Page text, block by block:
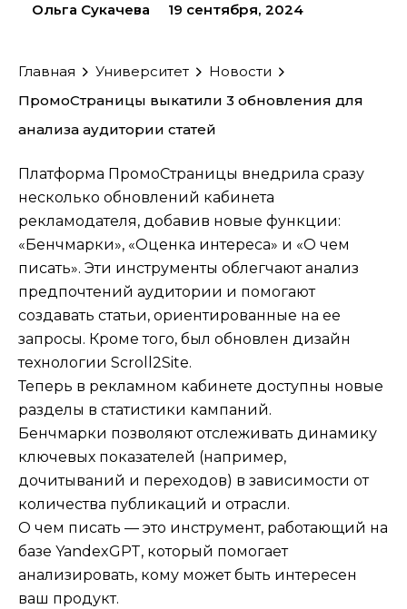
Ольга Сукачева
19 сентября, 2024
Главная Университет
Новости
ПромоСтраницы выкатили 3 обновления для
анализа аудитории статей
Платформа ПромоСтраницы внедрила сразу
несколько обновлений кабинета
рекламодателя, добавив новые функции:
«Бенчмарки», «Оценка интереса» и «О чем
писать». Эти инструменты облегчают анализ
предпочтений аудитории и помогают
создавать статьи, ориентированные на ее
запросы. Кроме того, был обновлен дизайн
технологии Scroll2Site.
Теперь в рекламном кабинете доступны новые
разделы в статистики кампаний.
Бенчмарки позволяют отслеживать динамику
ключевых показателей (например,
дочитываний и переходов) в зависимости от
количества публикаций и отрасли.
О чем писать — это инструмент, работающий на
базе YandexGPT, который помогает
анализировать, кому может быть интересен
ваш продукт.